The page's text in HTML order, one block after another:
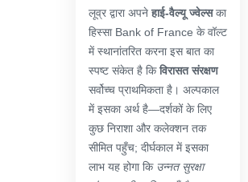
लूव्र द्वारा अपनेहाई-वैल्यू ज्वेल्सका
हिस्सा Bank of France के वॉल्ट
में स्थानांतरित करना इस बात का
स्पष्ट संकेत है किविरासत संरक्षण
सर्वोच्च प्राथमिकता है। अल्पकाल
में इसका अर्थ है—दर्शकों के लिए
कुछ निराशा और कलेक्शन तक
सीमित पहुँच; दीर्घकाल में इसका
लाभ यह होगा कि उन्नत सुरक्षा